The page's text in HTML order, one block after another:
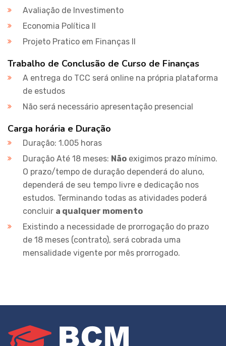
Avaliação de Investimento
Economia Política II
Projeto Pratico em Finanças II
Trabalho de Conclusão de Curso de Finanças
A entrega do TCC será online na própria plataforma
de estudos
Não será necessário apresentação presencial
Carga horária e Duração
Duração: 1.005 horas
Duração Até 18 meses: Não exigimos prazo mínimo.
O prazo/tempo de duração dependerá do aluno,
dependerá de seu tempo livre e dedicação nos
estudos. Terminando todas as atividades poderá
concluir a qualquer momento
Existindo a necessidade de prorrogação do prazo
de 18 meses (contrato), será cobrada uma
mensalidade vigente por mês prorrogado.